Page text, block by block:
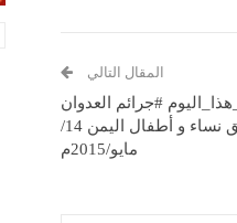
المقال التالي
#جرائم العدوان
الأمريكي السعودي بحق نساء و أطفال اليمن 14/
مايو/2015م